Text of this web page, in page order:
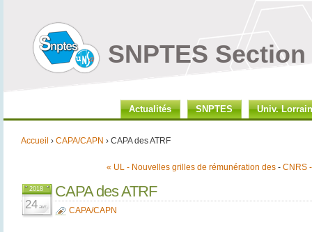
SNPTES
Actualités SNPTES Univ.
Accueil › CAPA/CAPN › CAPA des ATRF
« UL - Nouvelles grilles de rémunération des - CNRS
2018
24 avr.
CAPA des ATRF
CAPA/CAPN